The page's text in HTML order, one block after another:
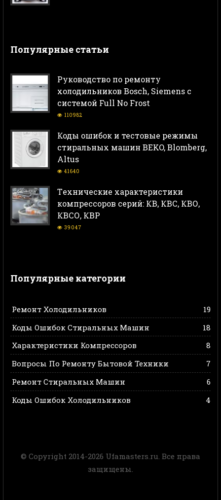
Популярные статьи
Руководство по ремонту
холодильников Bosch, Siemens с
системой Full No Frost
110982
Коды ошибок и тестовые режимы
стиральных машин BEKO, Blomberg,
Altus
41640
Тeхнические характеристики
компрессоров серий: КВ, КВС, КВО,
КВСО, КВР
39047
Популярные категории
Ремонт Холодильников
19
Коды Ошибок Стиральных Машин
18
Характеристики Компрессоров
8
Вопросы По Ремонту Бытовой Техники
7
Ремонт Стиральных Машин
6
Коды Ошибок Холодильников
4
© Copyright 2014-2026 Ufamasters.ru. Все права
защищены.